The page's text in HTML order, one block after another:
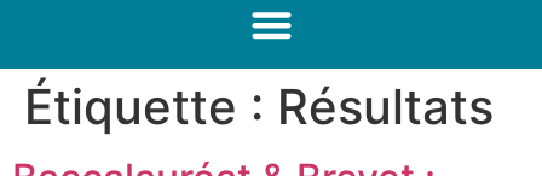
Étiquette : Résultats